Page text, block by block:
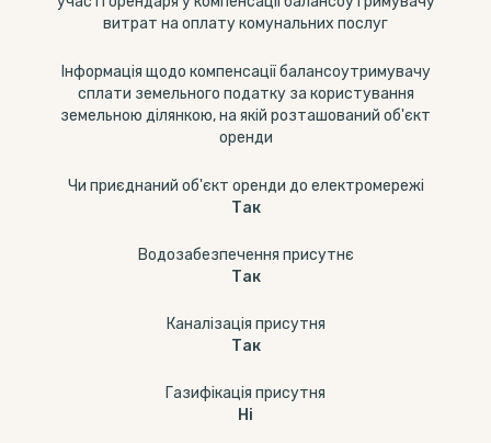
витрат на оплату комунальних послуг
Інформація щодо компенсації балансоутримувачу
сплати земельного податку за користування
земельною ділянкою, на якій розташований об'єкт
оренди
Чи приєднаний об'єкт оренди до електромережі
Так
Водозабезпечення присутнє
Так
Каналізація присутня
Так
Газифікація присутня
Ні